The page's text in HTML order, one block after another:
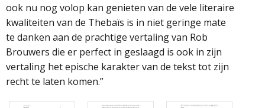
ook nu nog volop kan genieten van de vele literaire
kwaliteiten van de Thebaïs is in niet geringe mate
te danken aan de prachtige vertaling van Rob
Brouwers die er perfect in geslaagd is ook in zijn
vertaling het epische karakter van de tekst tot zijn
recht te laten komen.”